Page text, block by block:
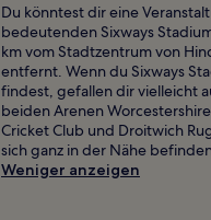
Du könntest dir eine
bedeutenden Sixways
km vom Stadtzentrum von
entfernt. Wenn du Sixways
findest, gefallen dir vielleicht
beiden Arenen
Cricket Club und Droitwich
sich ganz in der Nähe
Weniger anzeigen